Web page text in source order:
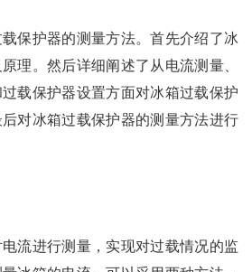
保护器的测量方法。首先介绍了冰
理。然后详细阐述了从电流测量、
载保护器设置方面对冰箱过载保护
对冰箱过载保护器的测量方法进行
流进行测量，实现对过载情况的监